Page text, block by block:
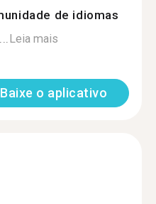
de idiomas
Leia mais
Baixe o aplicativo